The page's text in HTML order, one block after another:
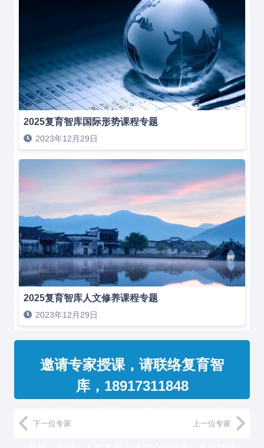
2025复育智库国际形势课程专题
2023年12月29日
2025复育智库人文修养课程专题
2023年12月29日
邀请专家授课，请联络复育智
库，18917311848
教授和500强企业高管，汇聚国内外一流的经济、
下一位专家 上一位专家